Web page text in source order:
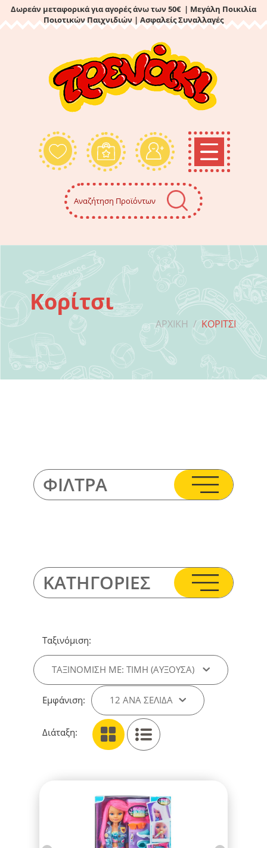
Δωρεάν μεταφορικά για αγορές άνω των 50€ | Μεγάλη Ποικιλία
Ποιοτικών Παιχνιδιών | Ασφαλείς Συναλλαγές
Κορίτσι
ΑΡΧΙΚΉ / ΚΟΡΊΤΣΙ
ΦΊΛΤΡΑ
ΚΑΤΗΓΟΡΙΕΣ
Ταξινόμιση:
ΤΑΞΙΝΌΜΙΣΗ ΜΕ: ΤΙΜΉ (ΑΎΞΟΥΣΑ)
Εμφάνιση: 12 ΑΝΑ ΣΕΛΊΔΑ
Διάταξη: